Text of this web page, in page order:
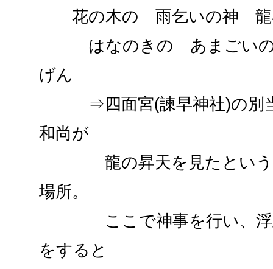
花の木の 雨乞いの神 龍
はなのきの あまごいの
げん
⇒四面宮(諫早神社)の別当
和尚が
龍の昇天を見たという
場所。
ここで神事を行い、浮立
をすると